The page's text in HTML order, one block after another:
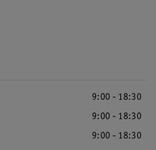
9:00 - 18:30
9:00 - 18:30
9:00 - 18:30